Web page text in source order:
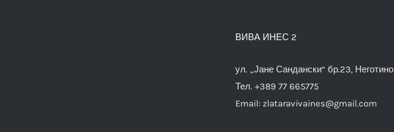
ВИВА ИНЕС 2
ул. „Јане Сандански“ бр.23, Неготино
Тел. +389 77 665775
Email: zlataravivaines@gmail.com